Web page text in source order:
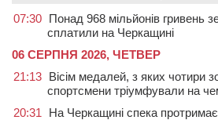
07:30 Понад 968 мільйонів гривень
сплатили на Черкащині
06 СЕРПНЯ 2026, ЧЕТВЕР
21:13 Вісім медалей, з яких чотири
спортсмени тріумфували на
20:31
На Черкащині спека